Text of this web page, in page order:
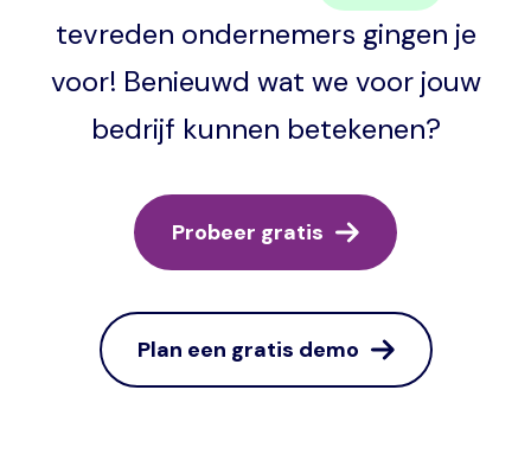
tevreden ondernemers gingen je
voor! Benieuwd wat we voor jouw
bedrijf kunnen betekenen?
Probeer gratis
Plan een gratis demo